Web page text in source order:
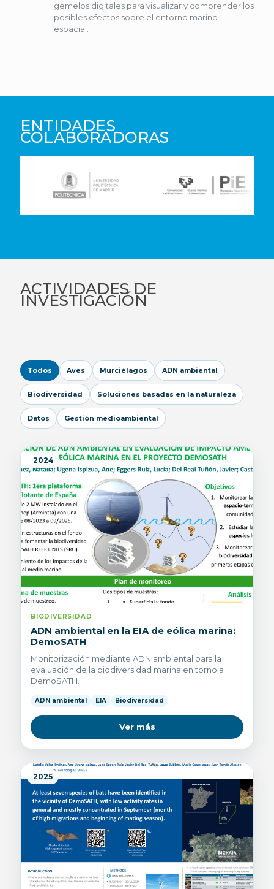
gemelos digitales para visualizar y comprender los
posibles efectos sobre el entorno marino
espacial.
ENTIDADES
COLABORADORAS
ACTIVIDADES DE
INVESTIGACIÓN
Todos Aves Murciélagos ADN ambiental
Biodiversidad Soluciones basadas en la naturaleza
Datos Gestión medioambiental
2024
BIODIVERSIDAD
ADN ambiental en la EIA de eólica marina:
DemoSATH
Monitorización mediante ADN ambiental para la
evaluación de la biodiversidad marina en torno a
DemoSATH.
ADN ambiental EIA Biodiversidad
Ver más
2025